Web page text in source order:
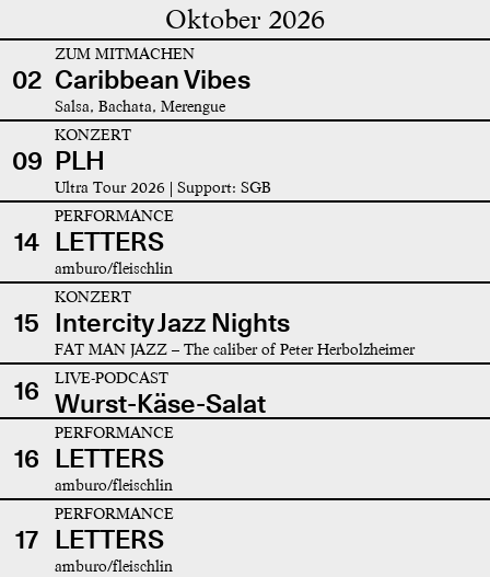
Oktober 2026
02
ZUM MITMACHEN
Caribbean Vibes
Salsa, Bachata, Merengue
09
KONZERT
PLH
Ultra Tour 2026 | Support: SGB
14
PERFORMANCE
LETTERS
amburo/fleischlin
15
KONZERT
Intercity Jazz Nights
FAT MAN JAZZ – The caliber of Peter Herbolzheimer
16 LIVE-PODCAST
Wurst-Käse-Salat
16
PERFORMANCE
LETTERS
amburo/fleischlin
17
PERFORMANCE
LETTERS
amburo/fleischlin